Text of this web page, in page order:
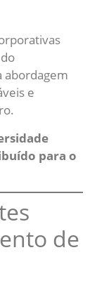
abordagem
e
para o
de